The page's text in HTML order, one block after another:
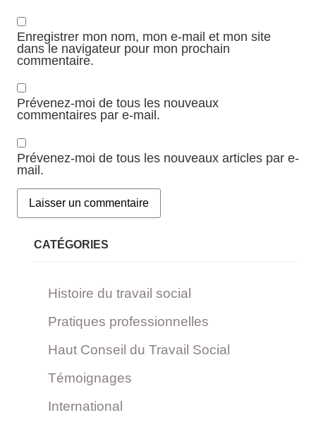
Enregistrer mon nom, mon e-mail et mon site
dans le navigateur pour mon prochain
commentaire.
Prévenez-moi de tous les nouveaux
commentaires par e-mail.
Prévenez-moi de tous les nouveaux articles par e-
mail.
CATÉGORIES
Histoire du travail social
Pratiques professionnelles
Haut Conseil du Travail Social
Témoignages
International